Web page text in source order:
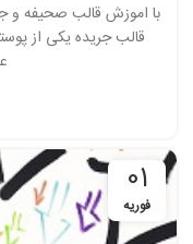
با اموزش قالب صحیفه و
قالب جریده یکی از
01
فوریه